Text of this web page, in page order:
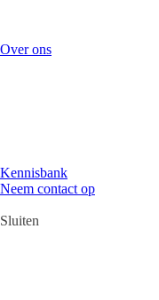
Over ons
Kennisbank
Neem contact op
Sluiten